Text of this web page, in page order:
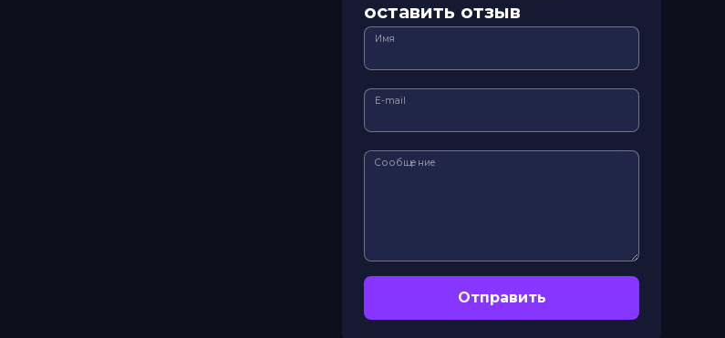
оставить отзыв
Имя
E-mail
Сообщение
Отправить